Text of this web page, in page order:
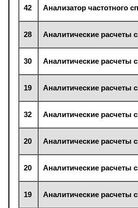
42 Анализатор частотного
28 Аналитические расчеты
30 Аналитические расчеты
19 Аналитические расчеты
32 Аналитические расчеты
20 Аналитические расчеты
20 Аналитические расчеты
19 Аналитические расчеты